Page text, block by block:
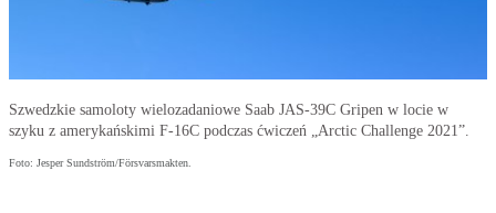
Szwedzkie samoloty wielozadaniowe Saab JAS-39C Gripen w locie w
szyku z amerykańskimi F-16C podczas ćwiczeń „Arctic Challenge 2021”.
Foto: Jesper Sundström/Försvarsmakten.